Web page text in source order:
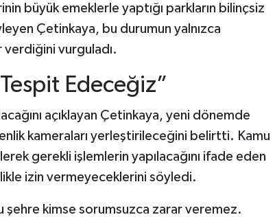
büyük emeklerle yaptığı parkların bilinçsiz
Çetinkaya, bu durumun yalnızca
vurguladı.
Edeceğiz”
açıklayan Çetinkaya, yeni dönemde
kameraları yerleştirileceğini belirtti. Kamu
gerekli işlemlerin yapılacağını ifade eden
izin vermeyeceklerini söyledi.
şehre kimse sorumsuzca zarar veremez.